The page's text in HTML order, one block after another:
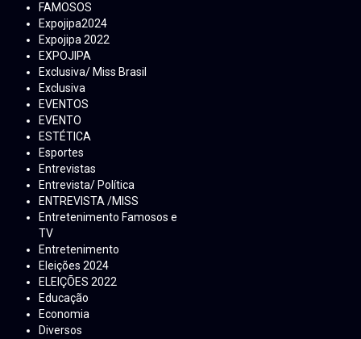
FAMOSOS
Expojipa2024
Expojipa 2022
EXPOJIPA
Exclusiva/ Miss Brasil
Exclusiva
EVENTOS
EVENTO
ESTÉTICA
Esportes
Entrevistas
Entrevista/ Política
ENTREVISTA /MISS
Entretenimento Famosos e
TV
Entretenimento
Eleições 2024
ELEIÇÕES 2022
Educação
Economia
Diversos